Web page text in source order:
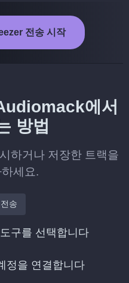
전송 시작
에서
방법
하거나 저장한 트랙을
세요.
전송
구를 선택합니다
정을 연결합니다